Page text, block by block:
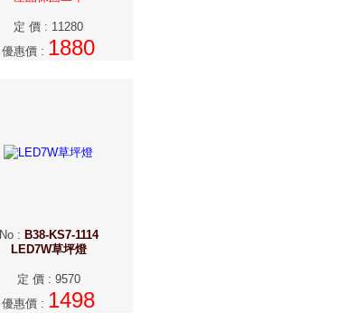
定 價 : 11280
優惠價 : 1880
No: B38-KS7-1114
LED7W草坪燈
定 價: 9570
優惠價 : 1498